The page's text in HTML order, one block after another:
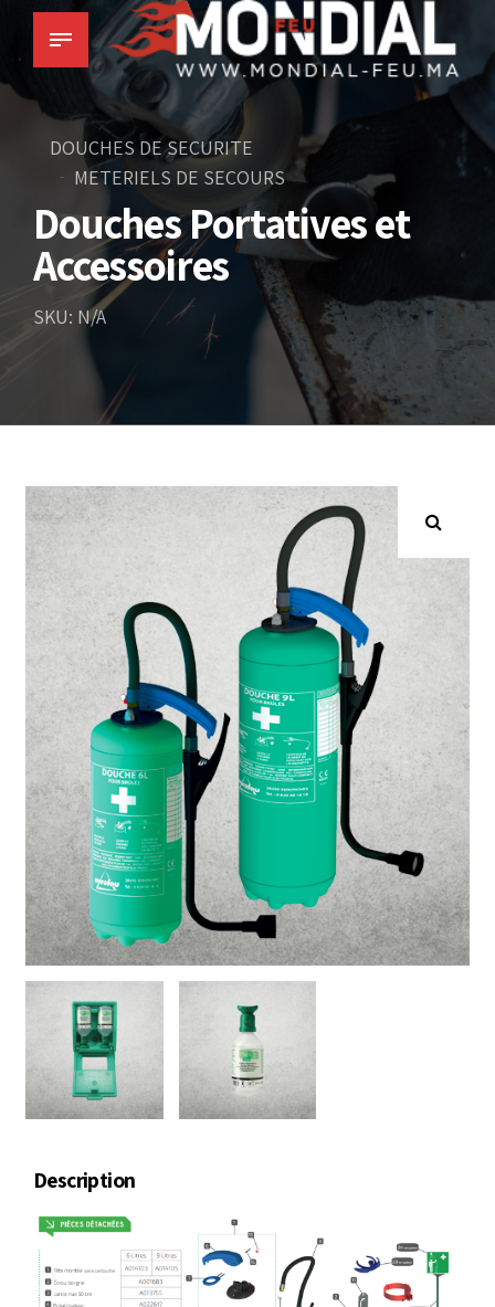
DOUCHES DE SECURITE
METERIELS DE SECOURS
Douches Portatives et
Accessoires
SKU: N/A
Description